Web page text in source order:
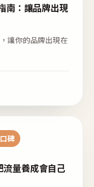
南：讓品牌出現
讓你的品牌出現在
碑
量養成會自己